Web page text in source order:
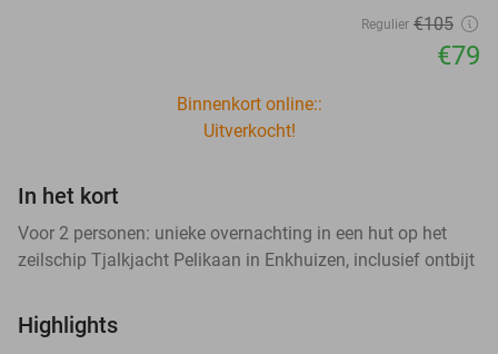
Regulier €105
€79
Binnenkort online::
Uitverkocht!
In het kort
Voor 2 personen: unieke overnachting in een hut op het
zeilschip Tjalkjacht Pelikaan in Enkhuizen, inclusief ontbijt
Highlights